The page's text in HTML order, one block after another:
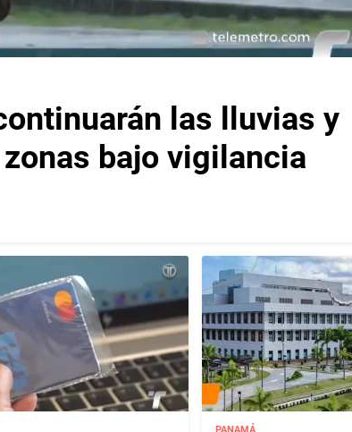
las lluvias y
bajo vigilancia